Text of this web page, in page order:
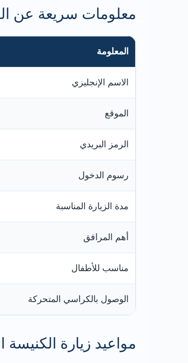
معلومات سريعة عن
المعلومة
الاسم الإنجليزي
الموقع
الرمز البريدي
رسوم الدخول
مدة الزيارة المناسبة
أهم المرافق
مناسب للأطفال
الوصول بالكراسي المتحركة
مواعيد زيارة الكنيسة